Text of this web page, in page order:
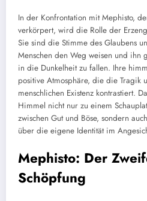
In der Konfrontation mit Mephisto,
verkörpert, wird die Rolle der
Sie sind die Stimme des Glaubens
Menschen den Weg weisen und ihn
in die Dunkelheit zu fallen. Ihre
positive Atmosphäre, die die Tragik
menschlichen Existenz kontrastiert.
Himmel nicht nur zu einem
zwischen Gut und Böse, sondern
über die eigene Identität im
Mephisto: Der
Schöpfung